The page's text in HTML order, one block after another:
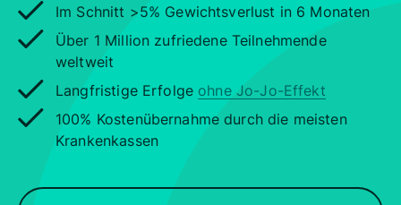
Im Schnitt >5% Gewichtsverlust in 6 Monaten
Über 1 Million zufriedene Teilnehmende
weltweit
Langfristige Erfolge ohne Jo-Jo-Effekt
100% Kostenübernahme durch die meisten
Krankenkassen